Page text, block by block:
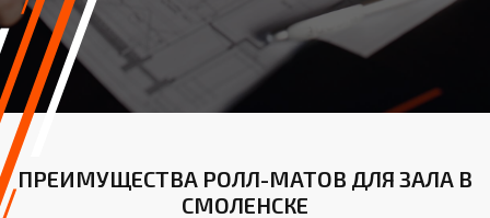
ПРЕИМУЩЕСТВА РОЛЛ-МАТОВ ДЛЯ ЗАЛА В
СМОЛЕНСКЕ